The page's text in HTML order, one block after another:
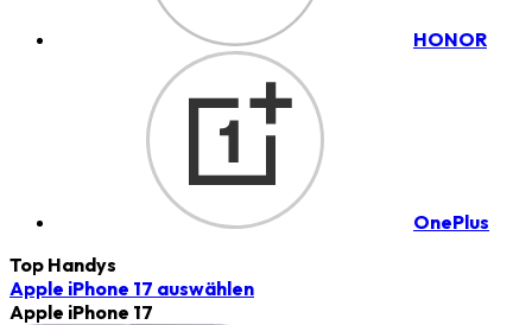
HONOR
OnePlus
Top Handys
Apple iPhone 17 auswählen
Apple iPhone 17